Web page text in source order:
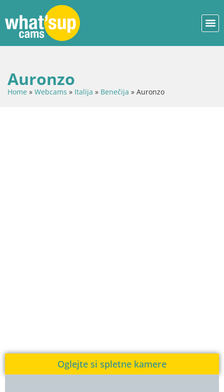
Auronzo
Home » Webcams » Italija » Benečija » Auronzo
Oglejte si spletne kamere